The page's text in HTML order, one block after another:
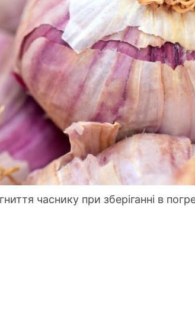
часнику при зберіганні в